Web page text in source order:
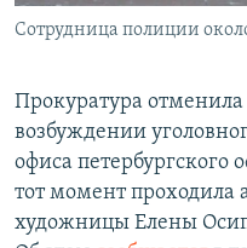
Все сайты РСЕ/РС
Сотрудница полиции
Прокуратура отменила
возбуждении
офиса петербургского
тот момент проходила
художницы Елены